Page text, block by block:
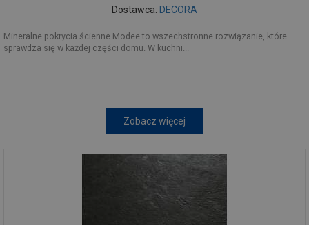
Dostawca: DECORA
Mineralne pokrycia ścienne Modee to wszechstronne rozwiązanie, które
sprawdza się w każdej części domu. W kuchni...
Zobacz więcej